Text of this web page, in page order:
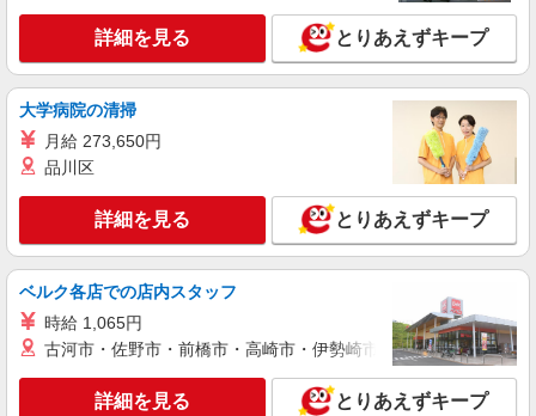
彩裕フーズ株式会社
惣菜部門での製造・加工
月給220,000円〜280,000円 ※経験・能力によ
り異なる
埼玉県川越市大字大袋592（川越卸売市場内）
キープ 詳細を見る
詳細を見る とりあえずキープ
大学病院の清掃
月給 273,650円
品川区
詳細を見る とりあえずキープ
ベルク各店での店内スタッフ
時給 1,065円
古河市・佐野市・前橋市・高崎市・伊勢崎市・太田市・館林市
詳細を見る とりあえずキープ